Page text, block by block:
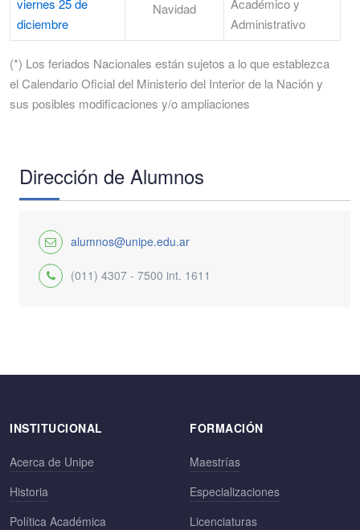
viernes 25 de
diciembre
Navidad
Académico y
Administrativo
(*) Los feriados Nacionales están sujetos a lo que establezca
el Calendario Oficial del Ministerio del Interior de la Nación y
sus posibles modificaciones y/o ampliaciones
Dirección de Alumnos
alumnos@unipe.edu.ar
(011) 4307 - 7500 int. 1611
INSTITUCIONAL
Acerca de Unipe
Historia
Política Académica
FORMACIÓN
Maestrías
Especializaciones
Licenciaturas